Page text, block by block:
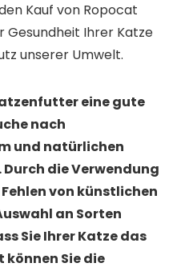
Kauf von Ropocat
Gesundheit Ihrer Katze
unserer Umwelt.
eine gute
nach
und natürlichen
die Verwendung
von künstlichen
an Sorten
Sie Ihrer Katze das
können Sie die